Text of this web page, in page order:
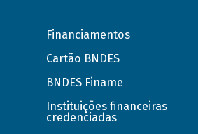
Financiamentos
Cartão BNDES
BNDES Finame
Instituições financeiras
credenciadas